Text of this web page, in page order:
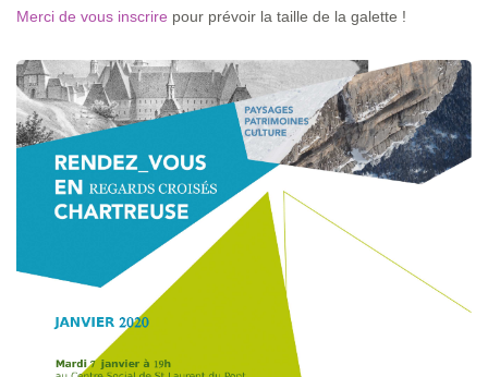
Merci de vous inscrire pour prévoir la taille de la galette !